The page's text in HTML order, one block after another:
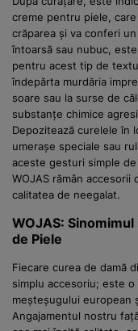
creme pentru piele,
crăparea și va conferi
întoarsă sau nubuc,
pentru acest tip de
îndepărta murdăria
soare sau la surse de
substanțe chimice
Depozitează curelele în
umerașe speciale sau
aceste gesturi simple
WOJAS rămân
calitatea de neegalat.
WOJAS:
de Piele
Fiecare curea de damă
simplu accesoriu; este
meșteșugului european
Angajamentul nostru